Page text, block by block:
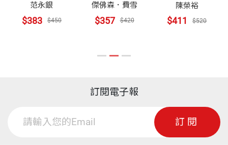
范永銀
$383 $450
傑佛森．費雪
$357 $420
陳榮裕
$411 $520
訂閱電子報
訂閱